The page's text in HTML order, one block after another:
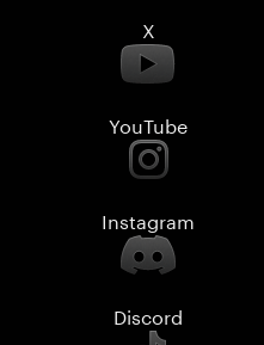
X
YouTube
Instagram
Discord